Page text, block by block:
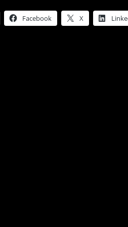
Facebook X